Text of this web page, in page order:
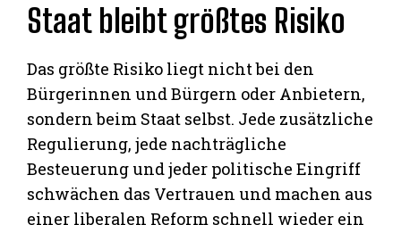
Staat bleibt größtes Risiko
Das größte Risiko liegt nicht bei den
Bürgerinnen und Bürgern oder Anbietern,
sondern beim Staat selbst. Jede zusätzliche
Regulierung, jede nachträgliche
Besteuerung und jeder politische Eingriff
schwächen das Vertrauen und machen aus
einer liberalen Reform schnell wieder ein